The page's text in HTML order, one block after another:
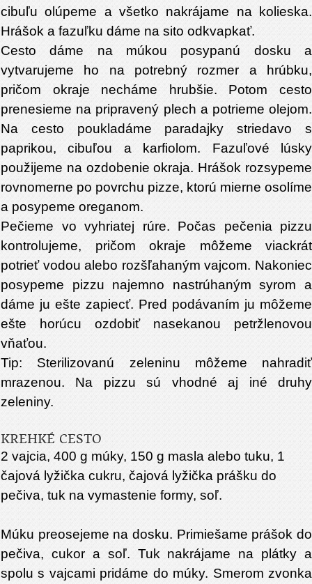
cibuľu olúpeme a všetko nakrájame na kolieska.
Hrášok a fazuľku dáme na sito odkvapkať.
Cesto dáme na múkou posypanú dosku a
vytvarujeme ho na potrebný rozmer a hrúbku,
pričom okraje necháme hrubšie. Potom cesto
prenesieme na pripravený plech a potrieme olejom.
Na cesto poukladáme paradajky striedavo s
paprikou, cibuľou a karfiolom. Fazuľové lúsky
použijeme na ozdobenie okraja. Hrášok rozsypeme
rovnomerne po povrchu pizze, ktorú mierne osolíme
a posypeme oreganom.
Pečieme vo vyhriatej rúre. Počas pečenia pizzu
kontrolujeme, pričom okraje môžeme viackrát
potrieť vodou alebo rozšľahaným vajcom. Nakoniec
posypeme pizzu najemno nastrúhaným syrom a
dáme ju ešte zapiecť. Pred podávaním ju môžeme
ešte horúcu ozdobiť nasekanou petržlenovou
vňaťou.
Tip: Sterilizovanú zeleninu môžeme nahradiť
mrazenou. Na pizzu sú vhodné aj iné druhy
zeleniny.
KREHKÉ CESTO
2 vajcia, 400 g múky, 150 g masla alebo tuku, 1
čajová lyžička cukru, čajová lyžička prášku do
pečiva, tuk na vymastenie formy, soľ.
Múku preosejeme na dosku. Primiešame prášok do
pečiva, cukor a soľ. Tuk nakrájame na plátky a
spolu s vajcami pridáme do múky. Smerom zvonka